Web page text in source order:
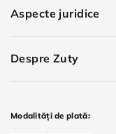
Aspecte juridice
Despre Zuty
Modalități de plată: